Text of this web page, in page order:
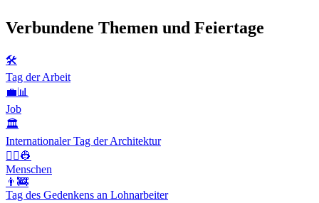
Verbundene Themen und Feiertage
🛠
Tag der Arbeit
💼📊
Job
🏛
Internationaler Tag der Architektur
👨‍✈️👷
Menschen
👨‍🚒
Tag des Gedenkens an Lohnarbeiter